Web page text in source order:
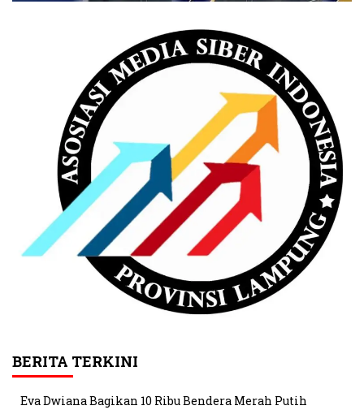
BERITA TERKINI
Eva Dwiana Bagikan 10 Ribu Bendera Merah Putih